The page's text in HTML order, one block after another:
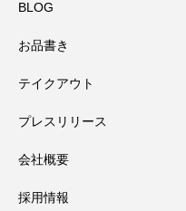
BLOG
お品書き
テイクアウト
プレスリリース
会社概要
採用情報